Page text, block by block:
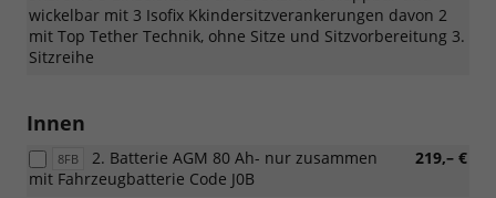
wickelbar mit 3 Isofix Kkindersitzverankerungen davon 2
mit Top Tether Technik, ohne Sitze und Sitzvorbereitung 3.
Sitzreihe
Innen
8FB 219,– €
2. Batterie AGM 80 Ah- nur zusammen
mit Fahrzeugbatterie Code J0B